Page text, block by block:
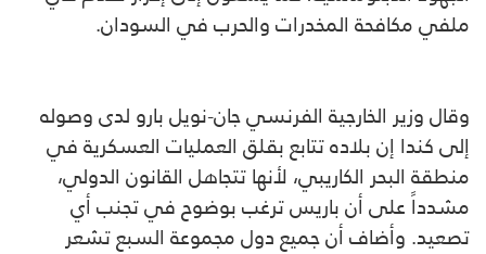
ملفي مكافحة المخدرات والحرب في السودان.
وقال وزير الخارجية الفرنسي جان-نويل بارو لدى وصوله
إلى كندا إن بلاده تتابع بقلق العمليات العسكرية في
منطقة البحر الكاريبي، لأنها تتجاهل القانون الدولي،
مشدداً على أن باريس ترغب بوضوح في تجنب أي
تصعيد. وأضاف أن جميع دول مجموعة السبع تشعر